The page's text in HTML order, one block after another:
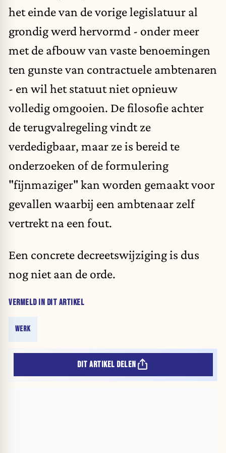
het einde van de vorige legislatuur al
grondig werd hervormd - onder meer
met de afbouw van vaste benoemingen
ten gunste van contractuele ambtenaren
- en wil het statuut niet opnieuw
volledig omgooien. De filosofie achter
de terugvalregeling vindt ze
verdedigbaar, maar ze is bereid te
onderzoeken of de formulering
"fijnmaziger" kan worden gemaakt voor
gevallen waarbij een ambtenaar zelf
vertrekt na een fout.
Een concrete decreetswijziging is dus
nog niet aan de orde.
VERMELD IN DIT ARTIKEL
WERK
DIT ARTIKEL DELEN